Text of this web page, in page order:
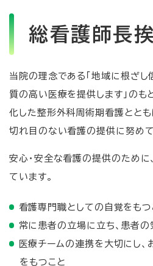
総看護師長
当院の理念である「地域に根ざし
質の高い医療を提供します」のも
化した整形外科周術期看護とと
切れ目のない看護の提供に努めて
安心・安全な看護の提供のために
ています。
看護専門職としての自覚をもつ
常に患者の立場に立ち、患者の
医療チームの連携を大切にし
をもつこと